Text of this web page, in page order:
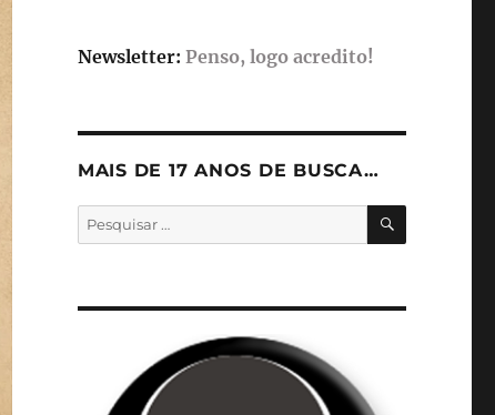
Newsletter: Penso, logo acredito!
MAIS DE 17 ANOS DE BUSCA…
Pesquisar
por: